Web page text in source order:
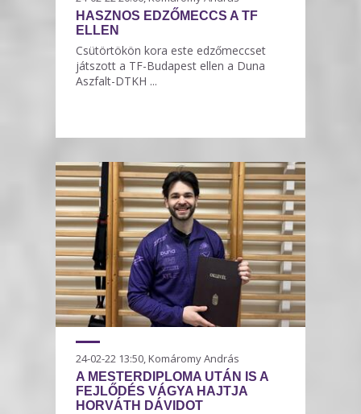
HASZNOS EDZŐMECCS A TF
ELLEN
Csütörtökön kora este edzőmeccset
játszott a TF-Budapest ellen a Duna
Aszfalt-DTKH ...
24-02-22 13:50, Komáromy András
A MESTERDIPLOMA UTÁN IS A
FEJLŐDÉS VÁGYA HAJTJA
HORVÁTH DÁVIDOT